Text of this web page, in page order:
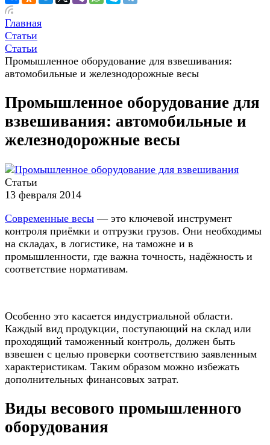
Главная
Статьи
Статьи
Промышленное оборудование для взвешивания:
автомобильные и железнодорожные весы
Промышленное оборудование для
взвешивания: автомобильные и
железнодорожные весы
Статьи
13 февраля 2014
Современные весы — это ключевой инструмент
контроля приёмки и отгрузки грузов. Они необходимы
на складах, в логистике, на таможне и в
промышленности, где важна точность, надёжность и
соответствие нормативам.
Особенно это касается индустриальной области.
Каждый вид продукции, поступающий на склад или
проходящий таможенный контроль, должен быть
взвешен с целью проверки соответствию заявленным
характеристикам. Таким образом можно избежать
дополнительных финансовых затрат.
Виды весового промышленного
оборудования